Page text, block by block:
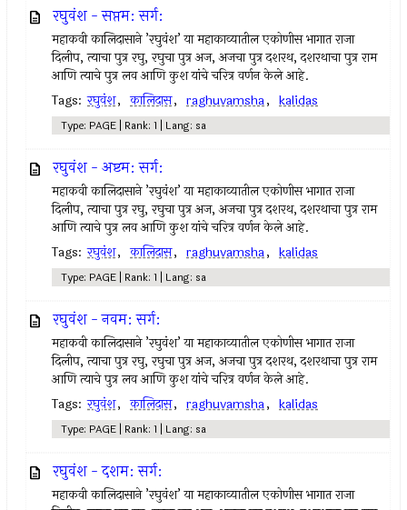
रघुवंश - सप्तम: सर्ग:
महाकवी कालिदासाने ’रघुवंश’ या महाकाव्यातील एकोणीस भागात राजा
दिलीप, त्याचा पुत्र रघु, रघुचा पुत्र अज, अजचा पुत्र दशरथ, दशरथाचा पुत्र राम
आणि त्याचे पुत्र लव आणि कुश यांचे चरित्र वर्णन केले आहे.
Tags: रघुवंश, कालिदास, raghuvamsha, kalidas
Type: PAGE | Rank: 1 | Lang: sa
रघुवंश - अष्टम: सर्ग:
महाकवी कालिदासाने ’रघुवंश’ या महाकाव्यातील एकोणीस भागात राजा
दिलीप, त्याचा पुत्र रघु, रघुचा पुत्र अज, अजचा पुत्र दशरथ, दशरथाचा पुत्र राम
आणि त्याचे पुत्र लव आणि कुश यांचे चरित्र वर्णन केले आहे.
Tags: रघुवंश, कालिदास, raghuvamsha, kalidas
Type: PAGE | Rank: 1 | Lang: sa
रघुवंश - नवम: सर्ग:
महाकवी कालिदासाने ’रघुवंश’ या महाकाव्यातील एकोणीस भागात राजा
दिलीप, त्याचा पुत्र रघु, रघुचा पुत्र अज, अजचा पुत्र दशरथ, दशरथाचा पुत्र राम
आणि त्याचे पुत्र लव आणि कुश यांचे चरित्र वर्णन केले आहे.
Tags: रघुवंश, कालिदास, raghuvamsha, kalidas
Type: PAGE | Rank: 1 | Lang: sa
रघुवंश - दशम: सर्ग:
महाकवी कालिदासाने ’रघुवंश’ या महाकाव्यातील एकोणीस भागात राजा